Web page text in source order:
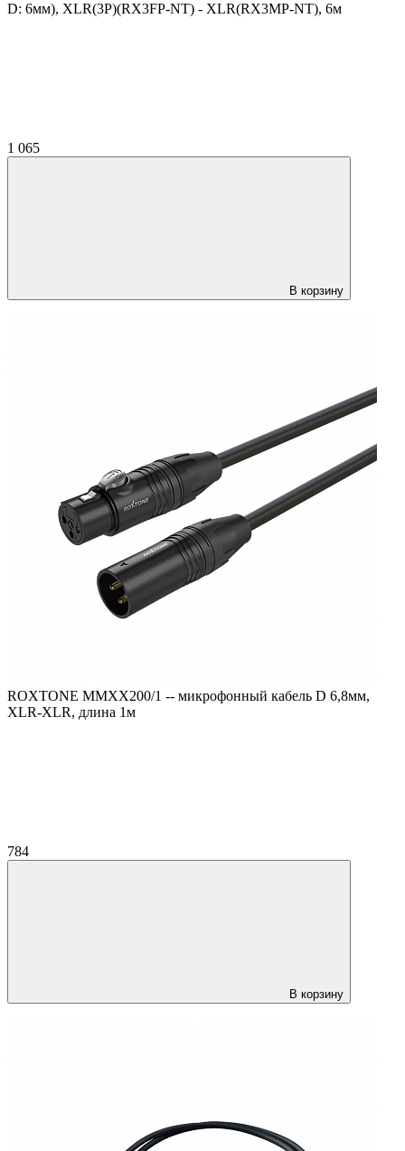
D: 6мм), XLR(3P)(RX3FP-NT) - XLR(RX3MP-NT), 6м
1 065
В корзину
ROXTONE MMXX200/1 -- микрофонный кабель D 6,8мм,
XLR-XLR, длина 1м
784
В корзину